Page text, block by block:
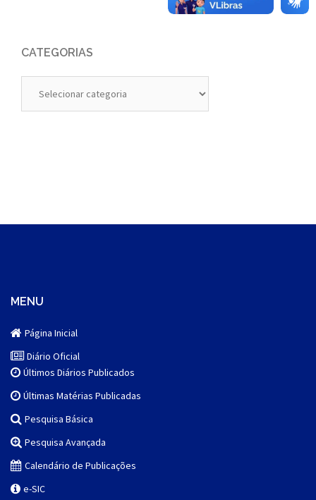
CATEGORIAS
MENU
Página Inicial
Diário Oficial
Últimos Diários Publicados
Últimas Matérias Publicadas
Pesquisa Básica
Pesquisa Avançada
Calendário de Publicações
e-SIC